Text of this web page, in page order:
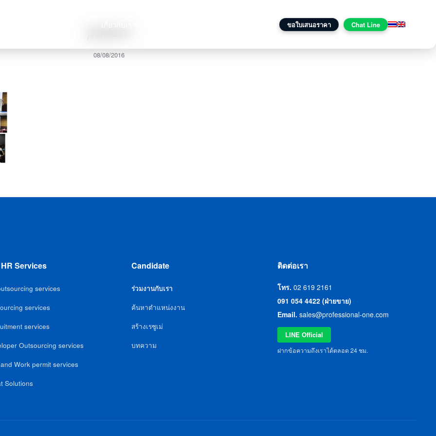
ขอใบเสนอราคา Chat Line
pattent
08/08/2016
Services
services
services
services
Outsourcing services
Work permit services
Solutions
Candidate
ร่วมงานกับเรา
ค้นหาตำแหน่งงาน
สร้างเรซูเม่
บทความ
ติดต่อเรา
โทร. 02 619 2161
091 054 4422 (ฝ่ายขาย)
Email. sales@professional-one.com
LINE Official
ฝากข้อความถึงเราได้ตลอด 24 ชม.